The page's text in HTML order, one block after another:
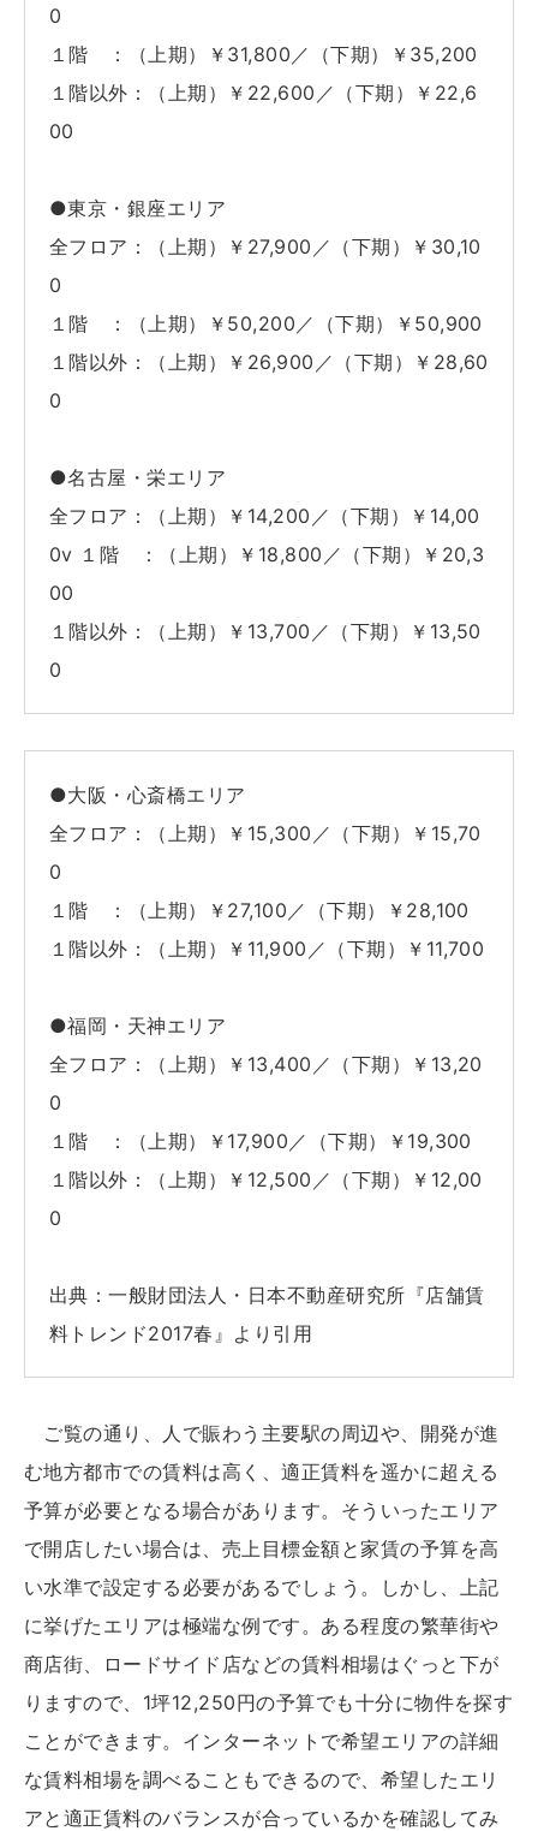
0
１階 ：（上期）￥31,800／（下期）￥35,200
１階以外：（上期）￥22,600／（下期）￥22,6
00
●東京・銀座エリア
全フロア：（上期）￥27,900／（下期）￥30,10
0
１階 ：（上期）￥50,200／（下期）￥50,900
１階以外：（上期）￥26,900／（下期）￥28,60
0
●名古屋・栄エリア
全フロア：（上期）￥14,200／（下期）￥14,00
0v １階 ：（上期）￥18,800／（下期）￥20,3
00
１階以外：（上期）￥13,700／（下期）￥13,50
0
●大阪・心斎橋エリア
全フロア：（上期）￥15,300／（下期）￥15,70
0
１階 ：（上期）￥27,100／（下期）￥28,100
１階以外：（上期）￥11,900／（下期）￥11,700
●福岡・天神エリア
全フロア：（上期）￥13,400／（下期）￥13,20
0
１階 ：（上期）￥17,900／（下期）￥19,300
１階以外：（上期）￥12,500／（下期）￥12,00
0
出典：一般財団法人・日本不動産研究所『店舗賃
料トレンド2017春』より引用
ご覧の通り、人で賑わう主要駅の周辺や、開発が進
む地方都市での賃料は高く、適正賃料を遥かに超える
予算が必要となる場合があります。そういったエリア
で開店したい場合は、売上目標金額と家賃の予算を高
い水準で設定する必要があるでしょう。しかし、上記
に挙げたエリアは極端な例です。ある程度の繁華街や
商店街、ロードサイド店などの賃料相場はぐっと下が
りますので、1坪12,250円の予算でも十分に物件を探す
ことができます。インターネットで希望エリアの詳細
な賃料相場を調べることもできるので、希望したエリ
アと適正賃料のバランスが合っているかを確認してみ